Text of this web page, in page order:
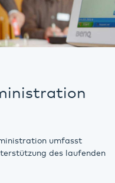
umfasst
des laufenden